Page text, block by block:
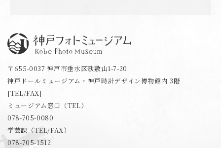
〒655-0037 神戸市垂水区歌敷山1-7-20
神戸ドールミュージアム・神戸時計デザイン博物館内 3階
[TEL/FAX]
ミュージアム窓口（TEL）
078-705-0080
学芸課（TEL/FAX）
078-705-1512